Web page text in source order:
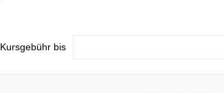
Kursgebühr bis